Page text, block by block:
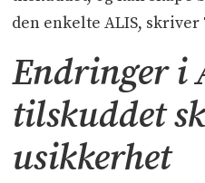
den enkelte ALIS, skriver
Endringer i
tilskuddet
usikkerhet